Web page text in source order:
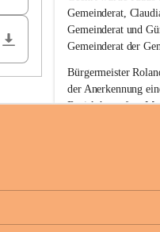
a
g
d
a
l
e
n
a
Gemeinderat,
Gemeinderat und
Gemeinderat der
Bürgermeister
der Anerkennung
Bezirkshauptfrau